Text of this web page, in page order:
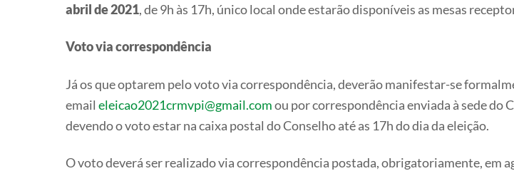
abril de 2021, de 9h às 17h, único local onde estarão disponíveis as mesas
Voto via correspondência
Já os que optarem pelo voto via correspondência, deverão manifestar-se
email eleicao2021crmvpi@gmail.comou por correspondência enviada à sede do
devendo o voto estar na caixa postal do Conselho até as 17h do dia da eleição.
O voto deverá ser realizado via correspondência postada, obrigatoriamente, em